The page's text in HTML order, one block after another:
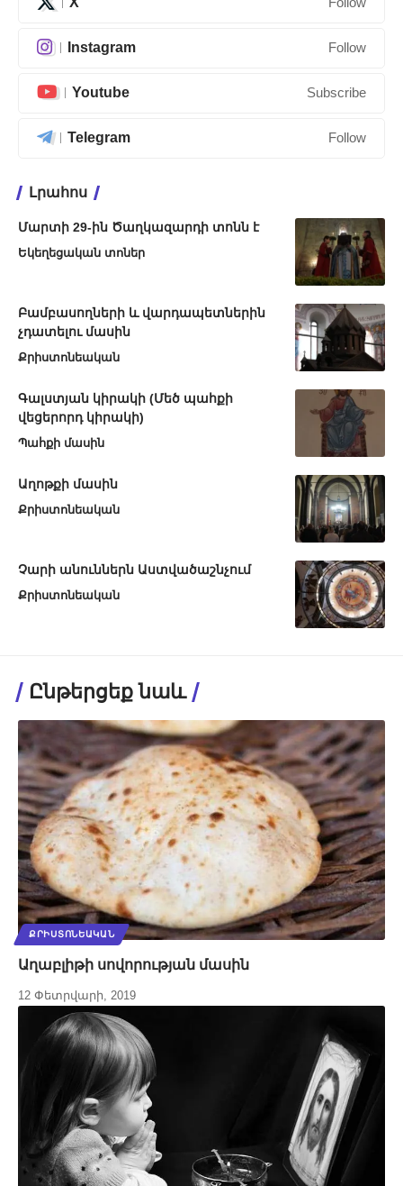
Instagram Follow
Youtube Subscribe
Telegram Follow
Լրահոս
Մարտի 29-ին Ծաղկազարդի տոնն է
Եկեղեցական տոներ
Բամբասողների և վարդապետներին
չդատելու մասին
Քրիստոնեական
Գալստյան կիրակի (Մեծ պահքի
վեցերորդ կիրակի)
Պահքի մասին
Աղոթքի մասին
Քրիստոնեական
Չարի անուններն Աստվածաշնչում
Քրիստոնեական
Ընթերցեք նաև
ՔՐԻՍՏՈՆԵԱԿԱՆ
Աղաբլիթի սովորության մասին
12 Փետրվարի, 2019